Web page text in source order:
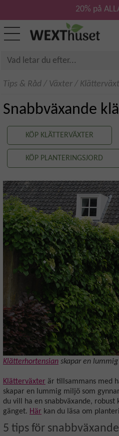
20% på
Tips & Råd / Växter /
Snabbväxande
KÖP KLÄTTERVÄXTER
KÖP PLANTERINGSJORD
Klätterhortensian skapar en
Klätterväxter är tillsammans med
skapar en lummig miljö som
du vill ha en snabbväxande, robust
gänget. Här kan du läsa om
5 tips för